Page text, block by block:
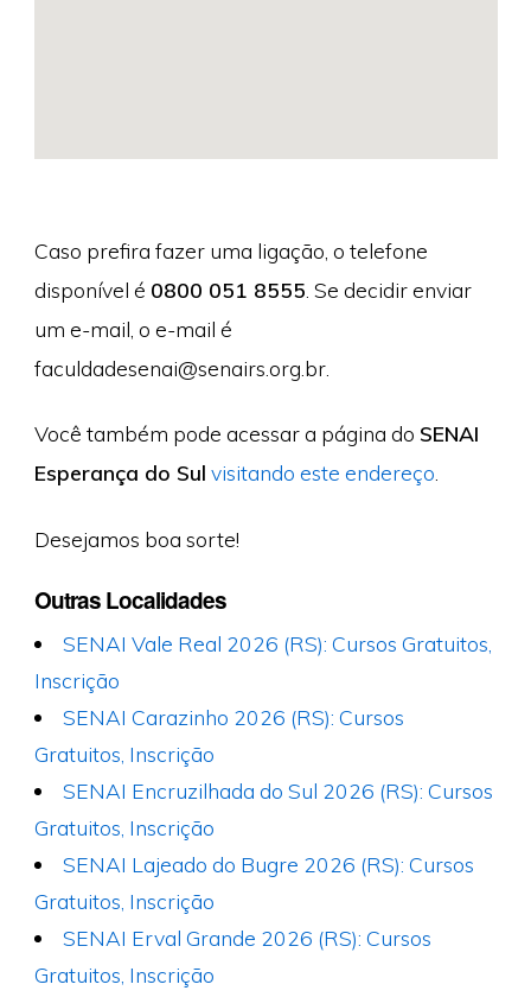
Caso prefira fazer uma ligação, o telefone
disponível é 0800 051 8555 . Se decidir enviar
um e-mail, o e-mail é
faculdadesenai@senairs.org.br.
Você também pode acessar a página do SENAI
Esperança do Sul visitando este endereço
Desejamos boa sorte!
Outras Localidades
SENAI Vale Real 2026 (RS): Cursos Gratuitos,
Inscrição
SENAI Carazinho 2026 (RS): Cursos
Gratuitos, Inscrição
SENAI Encruzilhada do Sul 2026 (RS): Cursos
Gratuitos, Inscrição
SENAI Lajeado do Bugre 2026 (RS): Cursos
Gratuitos, Inscrição
SENAI Erval Grande 2026 (RS): Cursos
Gratuitos, Inscrição